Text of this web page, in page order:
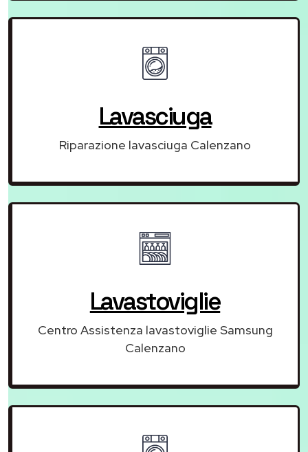
Lavasciuga
Riparazione lavasciuga Calenzano
Lavastoviglie
Centro Assistenza lavastoviglie Samsung
Calenzano